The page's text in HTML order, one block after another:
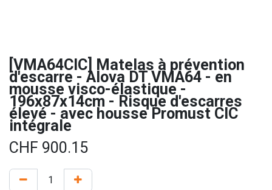
[VMA64CIC] Matelas à prévention
d'escarre - Alova DT VMA64 - en
mousse visco-élastique -
196x87x14cm - Risque d'escarres
élevé - avec housse Promust CIC
intégrale
CHF 900.15